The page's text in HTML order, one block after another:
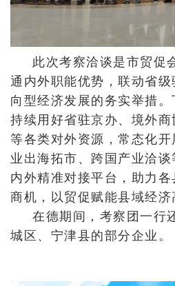
此次考察洽谈是市贸促
通内外职能优势，联动省
向型经济发展的务实举措
持续用好省驻京办、境外
等各类对外资源，常态化
业出海拓市、跨国产业洽
内外精准对接平台，助力
商机，以贸促赋能县域经济
在德期间，考察团一行
城区、宁津县的部分企业。